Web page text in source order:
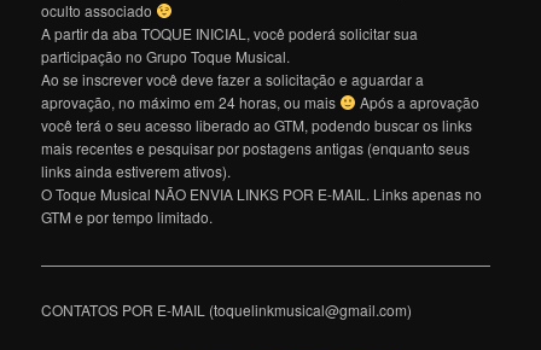
oculto associado
A partir da aba TOQUE INICIAL, você poderá solicitar sua
participação no Grupo Toque Musical.
Ao se inscrever você deve fazer a solicitação e aguardar a
aprovação, no máximo em 24 horas, ou mais
Após a aprovação
você terá o seu acesso liberado ao GTM, podendo buscar os links
mais recentes e pesquisar por postagens antigas (enquanto seus
links ainda estiverem ativos).
O Toque Musical NÃO ENVIA LINKS POR E-MAIL. Links apenas no
GTM e por tempo limitado.
———————————————————————————————
CONTATOS POR E-MAIL (toquelinkmusical@gmail.com)